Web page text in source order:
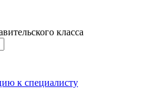
класса
к специалисту